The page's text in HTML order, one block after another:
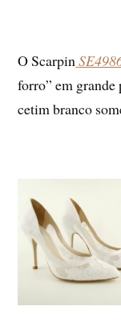
O Scarpin
forro” em grande
cetim branco